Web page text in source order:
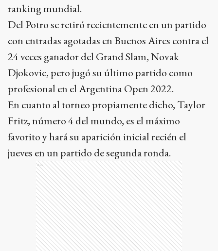
ranking mundial.
Del Potro se retiró recientemente en un partido
con entradas agotadas en Buenos Aires contra el
24 veces ganador del Grand Slam, Novak
Djokovic, pero jugó su último partido como
profesional en el Argentina Open 2022.
En cuanto al torneo propiamente dicho, Taylor
Fritz, número 4 del mundo, es el máximo
favorito y hará su aparición inicial recién el
jueves en un partido de segunda ronda.
Ads